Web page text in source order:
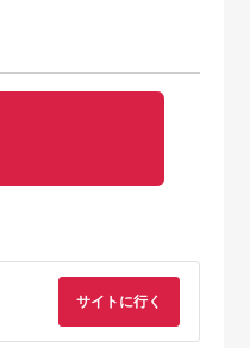
サイトに行く